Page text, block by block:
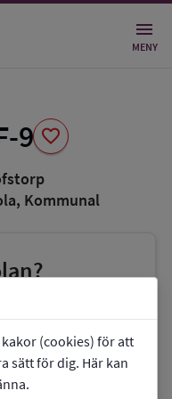
(cookies) för att
sätt för dig. Här kan
MENY
9 favorite
, Kommunal
F-9